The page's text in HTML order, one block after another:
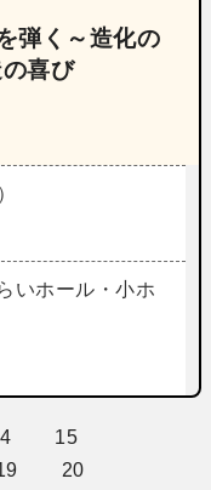
弾く～造化の
喜び
いホール・小ホ
15
20